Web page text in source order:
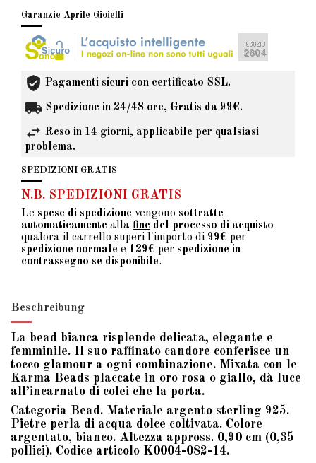
Garanzie Aprile Gioielli
Pagamenti sicuri con certificato SSL.
Spedizione in 24/48 ore, Gratis da 99€.
Reso in 14 giorni, applicabile per qualsiasi
problema.
SPEDIZIONI GRATIS
N.B. SPEDIZIONI GRATIS
Le spese di spedizione vengono sottratte
automaticamente alla fine del processo di acquisto
qualora il carrello superi l'importo di 99€ per
spedizione normale e 129€ per spedizione in
contrassegno se disponibile.
Beschreibung
La bead bianca risplende delicata, elegante e
femminile. Il suo raffinato candore conferisce un
tocco glamour a ogni combinazione. Mixata con le
Karma Beads placcate in oro rosa o giallo, dà luce
all’incarnato di colei che la porta.
Categoria Bead. Materiale argento sterling 925.
Pietre perla di acqua dolce coltivata. Colore
argentato, bianco. Altezza appross. 0,90 cm (0,35
pollici). Codice articolo K0004-082-14.